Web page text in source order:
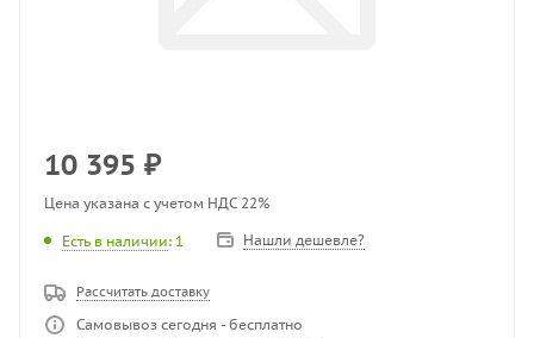
10 395 ₽
Цена указана с учетом НДС 22%
Есть в наличии: 1 Нашли дешевле?
Рассчитать доставку
Самовывоз сегодня - бесплатно